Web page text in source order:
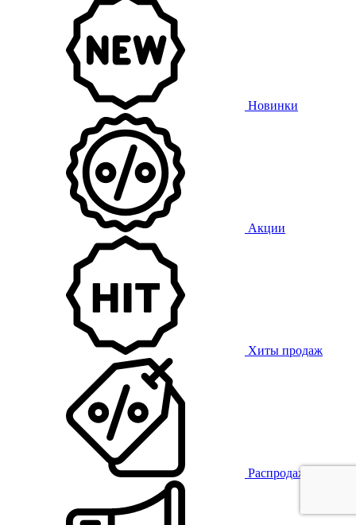
Новинки
Акции
Хиты продаж
Распродажа